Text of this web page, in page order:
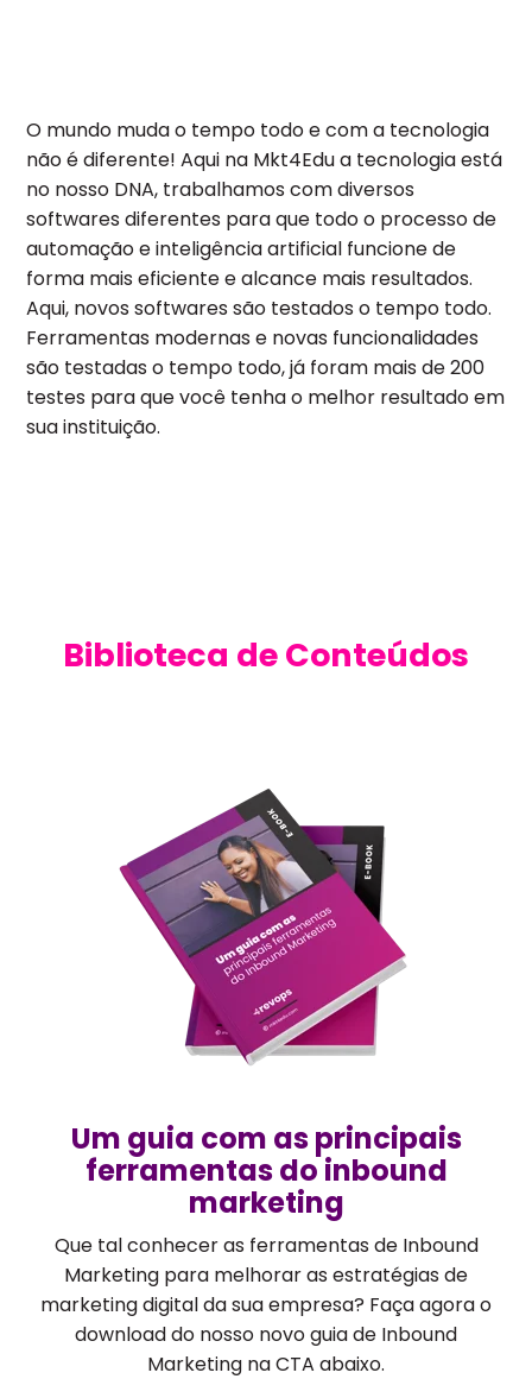
O mundo muda o tempo todo e com a tecnologia
não é diferente! Aqui na Mkt4Edu a tecnologia está
no nosso DNA, trabalhamos com diversos
softwares diferentes para que todo o processo de
automação e inteligência artificial funcione de
forma mais eficiente e alcance mais resultados.
Aqui, novos softwares são testados o tempo todo.
Ferramentas modernas e novas funcionalidades
são testadas o tempo todo, já foram mais de 200
testes para que você tenha o melhor resultado em
sua instituição.
Biblioteca de Conteúdos
Um guia com as principais
ferramentas do inbound
marketing
Que tal conhecer as ferramentas de Inbound
Marketing para melhorar as estratégias de
marketing digital da sua empresa? Faça agora o
download do nosso novo guia de Inbound
Marketing na CTA abaixo.